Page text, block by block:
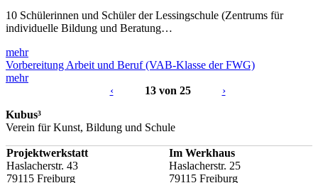
10 Schülerinnen und Schüler der Lessingschule (Zentrums für
individuelle Bildung und Beratung…
mehr
Vorbereitung Arbeit und Beruf (VAB-Klasse der FWG)
mehr
‹
13 von 25
›
Kubus³
Verein für Kunst, Bildung und Schule
Projektwerkstatt
Haslacherstr. 43
79115 Freiburg
Im Werkhaus
Haslacherstr. 25
79115 Freiburg